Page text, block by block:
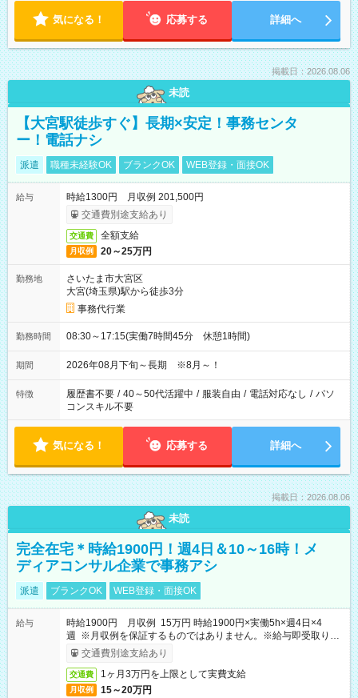
気になる！ 応募する 詳細へ
掲載日：2026.08.06
未読
【大宮駅徒歩すぐ】長期×安定！事務センタ
ー！電話ナシ
派遣 職種未経験OK ブランクOK WEB登録・面接OK
給与
時給1300円 月収例 201,500円
交通費別途支給あり
交通費 全額支給
月収例 20～25万円
勤務地
さいたま市大宮区
大宮(埼玉県)駅から徒歩3分
事務代行業
勤務時間 08:30～17:15(実働7時間45分 休憩1時間)
期間 2026年08月下旬～長期 ※8月～！
特徴 履歴書不要 / 40～50代活躍中 / 服装自由 / 電話対応なし / パソ
コンスキル不要
気になる！ 応募する 詳細へ
掲載日：2026.08.06
未読
完全在宅＊時給1900円！週4日＆10～16時！メ
ディアコンサル企業で事務アシ
派遣 ブランクOK WEB登録・面接OK
給与
時給1900円 月収例 15万円 時給1900円×実働5h×週4日×4
週 ※月収例を保証するものではありません。※給与即受取りサ
ービス利用可（利用条件有）
交通費別途支給あり
交通費 1ヶ月3万円を上限として実費支給
月収例 15～20万円